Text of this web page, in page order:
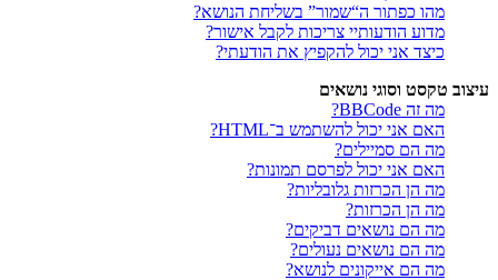
מהו כפתור ה“שמור” בשליחת הנושא?
מדוע הודעותיי צריכות לקבל אישור?
כיצד אני יכול להקפיץ את הודעתי?
עיצוב טקסט וסוגי נושאים
מה זה BBCode?
האם אני יכול להשתמש ב־HTML?
מה הם סמיילים?
האם אני יכול לפרסם תמונות?
מה הן הכרזות גלובליות?
מה הן הכרזות?
מה הם נושאים דביקים?
מה הם נושאים נעולים?
מה הם אייקונים לנושא?